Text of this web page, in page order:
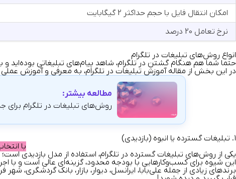
امکان انتقال فایل‌ با حجم حداکثر 2 گیگابایت
نرخ تعامل 20 درصد
انواع روش‌های تبلیغات در تلگرام
حتما شما هم هنگام گشتن در تلگرام، شاهد پیام‌های تبلیغاتی بوده‌اید
در این بخش از مقالهآموزش تبلیغات در تلگرام، به معرفی و آموزش عملی
مطالعه بیشتر:
روش‌های تبلیغات در تلگرام برای
۱. تبلیغات گسترده یا انبوه (بازدیدی)
با
یکی از روش‌های تبلیغات گسترده در تلگرام، استفاده از مدل بازدیدی
این شیوه برای کسب‌وکارهایی با بودجه محدود، گزینه‌ای عالی است و با
برندهای زیادی از جمله علی‌بابا، ایرانسل، دیوار، بازار، بانک